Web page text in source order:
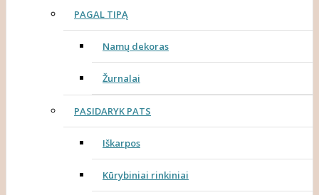
PAGAL TIPĄ
Namų dekoras
Žurnalai
PASIDARYK PATS
Iškarpos
Kūrybiniai rinkiniai